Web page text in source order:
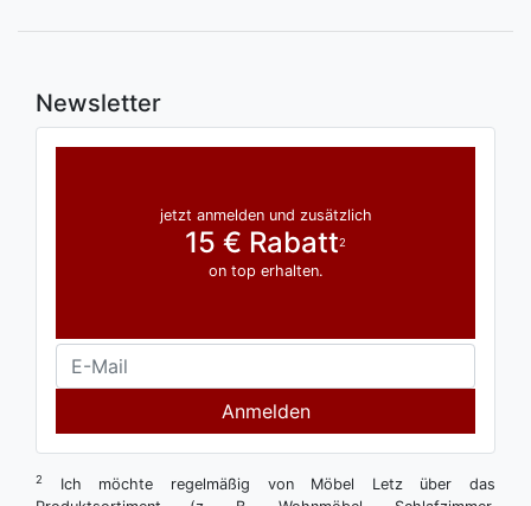
Newsletter
jetzt anmelden und zusätzlich
15 € Rabatt2
on top erhalten.
Anmelden
2
Ich möchte regelmäßig von Möbel Letz über das